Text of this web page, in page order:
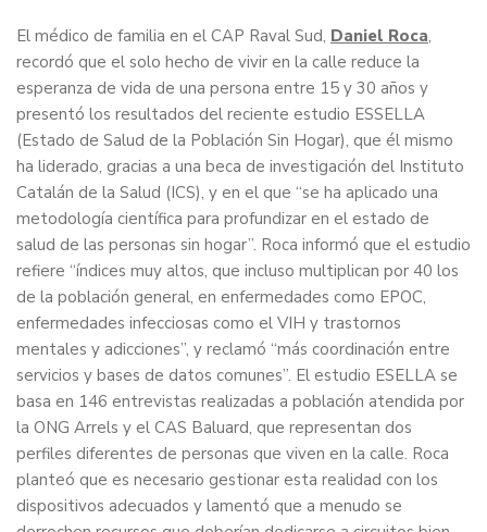
El médico de familia en el CAP Raval Sud, Daniel Roca,
recordó que el solo hecho de vivir en la calle reduce la
esperanza de vida de una persona entre 15 y 30 años y
presentó los resultados del reciente estudio ESSELLA
(Estado de Salud de la Población Sin Hogar), que él mismo
ha liderado, gracias a una beca de investigación del Instituto
Catalán de la Salud (ICS), y en el que “se ha aplicado una
metodología científica para profundizar en el estado de
salud de las personas sin hogar”. Roca informó que el estudio
refiere “índices muy altos, que incluso multiplican por 40 los
de la población general, en enfermedades como EPOC,
enfermedades infecciosas como el VIH y trastornos
mentales y adicciones”, y reclamó “más coordinación entre
servicios y bases de datos comunes”. El estudio ESELLA se
basa en 146 entrevistas realizadas a población atendida por
la ONG Arrels y el CAS Baluard, que representan dos
perfiles diferentes de personas que viven en la calle. Roca
planteó que es necesario gestionar esta realidad con los
dispositivos adecuados y lamentó que a menudo se